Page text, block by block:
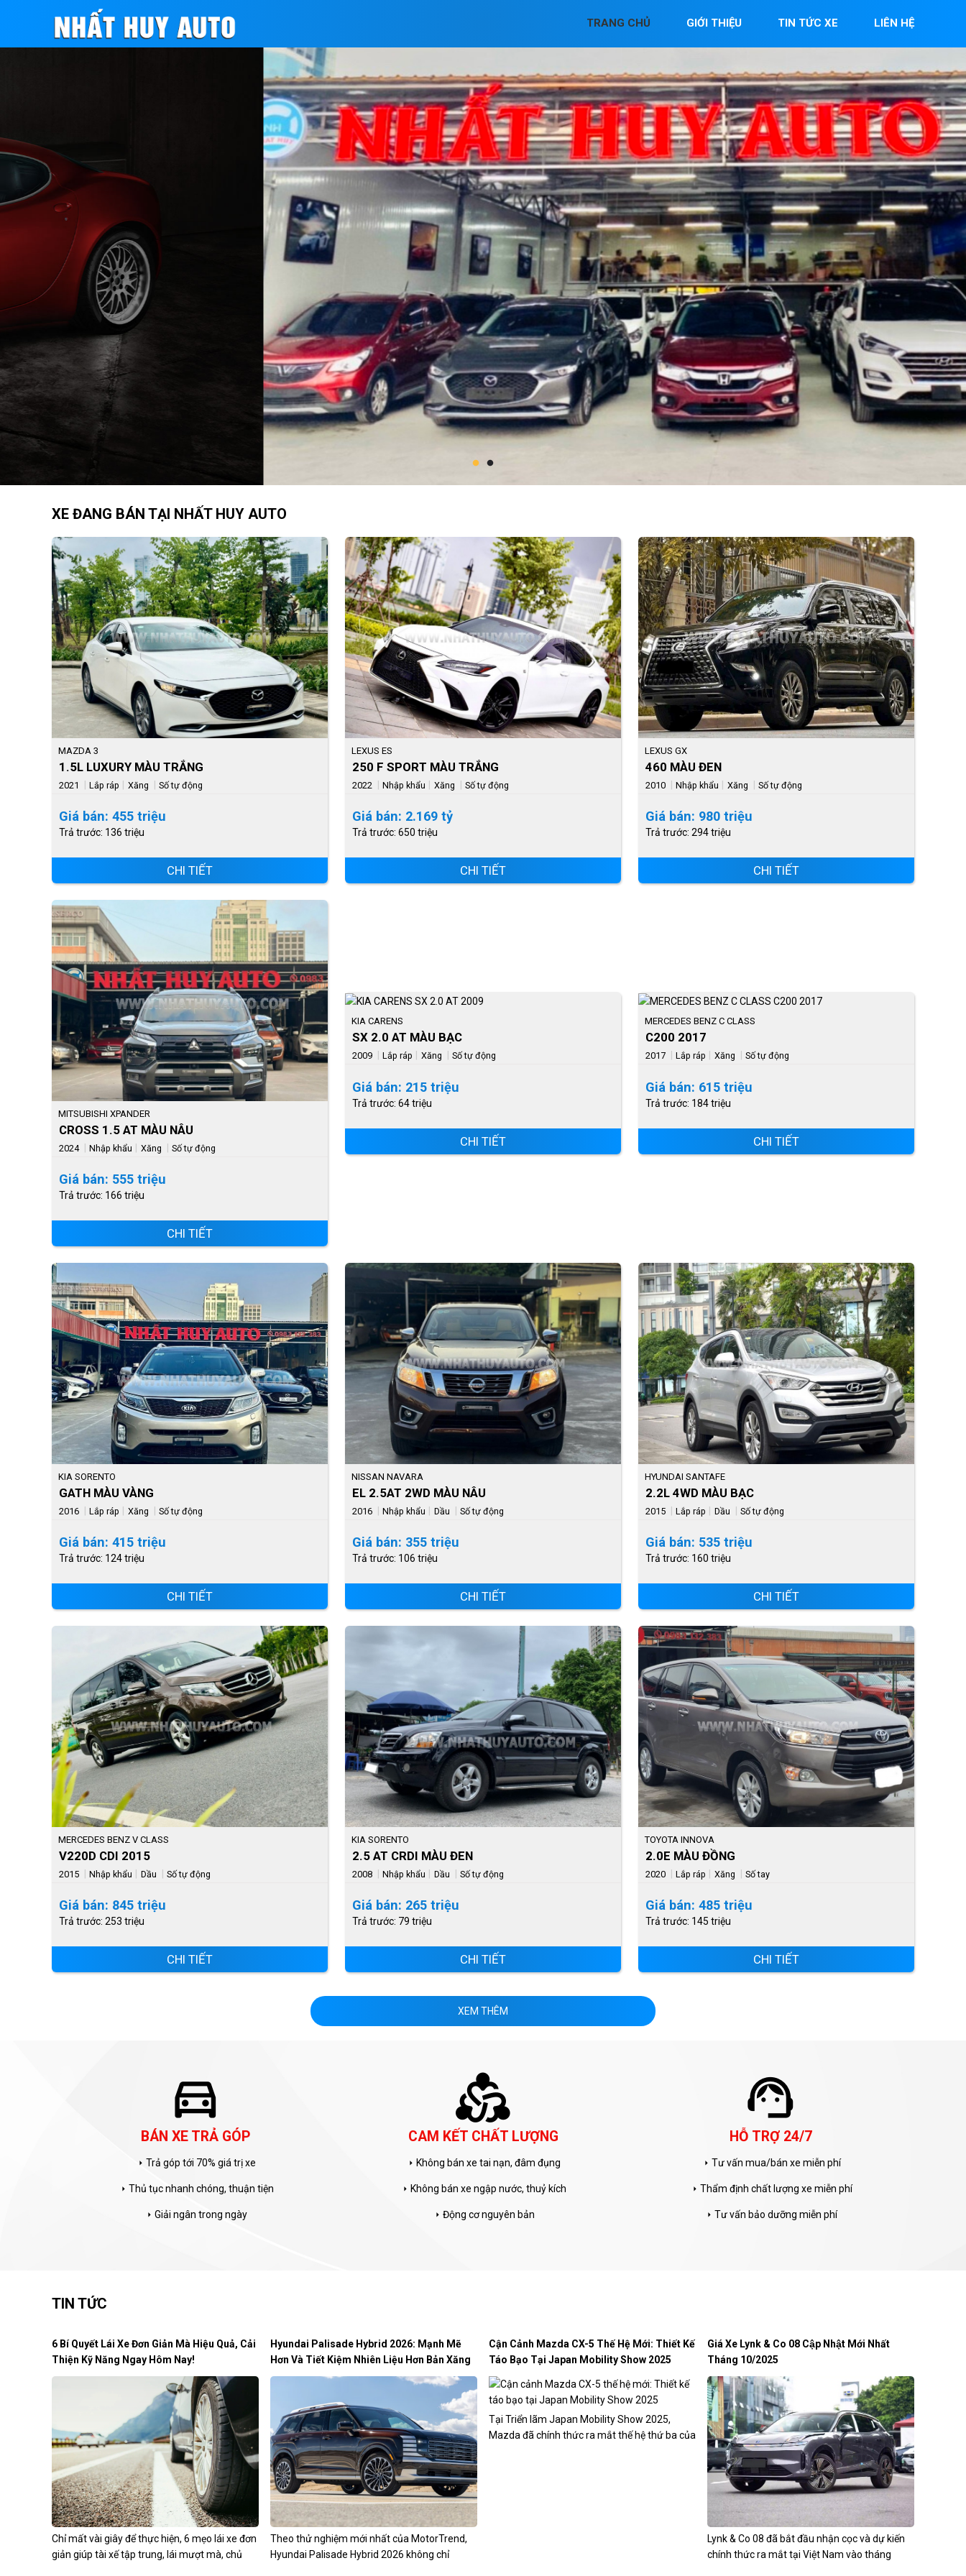
TRANG CHỦ GIỚI THIỆU TIN TỨC XE LIÊN HỆ
XE ĐANG BÁN TẠI NHẤT HUY AUTO
MAZDA 3
1.5L LUXURY MÀU TRẮNG
2021 | Lắp ráp | Xăng | Số tự động
Giá bán: 455 triệu
Trả trước: 136 triệu
CHI TIẾT
LEXUS ES
250 F SPORT MÀU TRẮNG
2022 | Nhập khẩu | Xăng | Số tự động
Giá bán: 2.169 tỷ
Trả trước: 650 triệu
CHI TIẾT
LEXUS GX
460 MÀU ĐEN
2010 | Nhập khẩu | Xăng | Số tự động
Giá bán: 980 triệu
Trả trước: 294 triệu
CHI TIẾT
MITSUBISHI XPANDER
CROSS 1.5 AT MÀU NÂU
2024 | Nhập khẩu | Xăng | Số tự động
Giá bán: 555 triệu
Trả trước: 166 triệu
CHI TIẾT
KIA CARENS
SX 2.0 AT MÀU BẠC
2009 Lắp ráp Xăng Số tự động
Giá bán: 215 triệu
Trả trước: 64 triệu
CHI TIẾT
MERCEDES BENZ C CLASS
C200 2017
2017 Lắp ráp Xăng Số tự động
Giá bán: 615 triệu
Trả trước: 184 triệu
CHI TIẾT
KIA SORENTO
GATH MÀU VÀNG
2016 | Lắp ráp | Xăng | Số tự động
Giá bán: 415 triệu
Trả trước: 124 triệu
CHI TIẾT
NISSAN NAVARA
EL 2.5AT 2WD MÀU NÂU
2016 | Nhập khẩu | Dầu | Số tự động
Giá bán: 355 triệu
Trả trước: 106 triệu
CHI TIẾT
HYUNDAI SANTAFE
2.2L 4WD MÀU BẠC
2015 | Lắp ráp | Dầu | Số tự động
Giá bán: 535 triệu
Trả trước: 160 triệu
CHI TIẾT
MERCEDES BENZ V CLASS
V220D CDI 2015
2015 | Nhập khẩu | Dầu | Số tự động
Giá bán: 845 triệu
Trả trước: 253 triệu
CHI TIẾT
KIA SORENTO
2.5 AT CRDI MÀU ĐEN
2008 | Nhập khẩu | Dầu | Số tự động
Giá bán: 265 triệu
Trả trước: 79 triệu
CHI TIẾT
TOYOTA INNOVA
2.0E MÀU ĐỒNG
2020 | Lắp ráp | Xăng | Số tay
Giá bán: 485 triệu
Trả trước: 145 triệu
CHI TIẾT
XEM THÊM
directions_car
BÁN XE TRẢ GÓP
arrow_right Trả góp tới 70% giá trị xe
arrow_right Thủ tục nhanh chóng, thuận tiện
arrow_right Giải ngân trong ngày
diversity_2
CAM KẾT CHẤT LƯỢNG
arrow_right Không bán xe tai nạn, đâm đụng
arrow_right Không bán xe ngập nước, thuỷ kích
arrow_right Động cơ nguyên bản
support_agent
HỖ TRỢ 24/7
arrow_right Tư vấn mua/bán xe miễn phí
arrow_right Thẩm định chất lượng xe miễn phí
arrow_right Tư vấn bảo dưỡng miễn phí
TIN TỨC
6 Bí Quyết Lái Xe Đơn Giản Mà Hiệu Quả, Cải
Thiện Kỹ Năng Ngay Hôm Nay!
Chỉ mất vài giây để thực hiện, 6 mẹo lái xe đơn
giản giúp tài xế tập trung, lái mượt mà, chủ
Hyundai Palisade Hybrid 2026: Mạnh Mẽ
Hơn Và Tiết Kiệm Nhiên Liệu Hơn Bản Xăng
Theo thử nghiệm mới nhất của MotorTrend,
Hyundai Palisade Hybrid 2026 không chỉ
Cận Cảnh Mazda CX-5 Thế Hệ Mới: Thiết Kế
Táo Bạo Tại Japan Mobility Show 2025
Tại Triển lãm Japan Mobility Show 2025,
Mazda đã chính thức ra mắt thế hệ thứ ba của
Giá Xe Lynk & Co 08 Cập Nhật Mới Nhất
Tháng 10/2025
Lynk & Co 08 đã bắt đầu nhận cọc và dự kiến
chính thức ra mắt tại Việt Nam vào tháng